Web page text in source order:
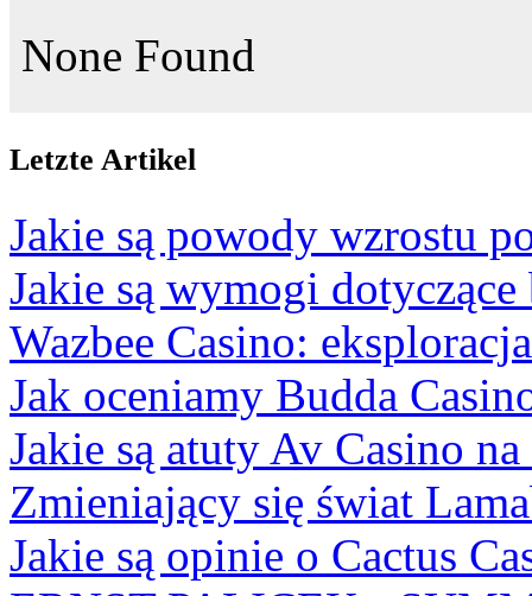
None Found
Letzte Artikel
Jakie są powody wzrostu
Jakie są wymogi
Wazbee Casino:
Jak oceniamy Budda
Jakie są atuty Av Casino
Zmieniający się świat
Jakie są opinie o Cactus